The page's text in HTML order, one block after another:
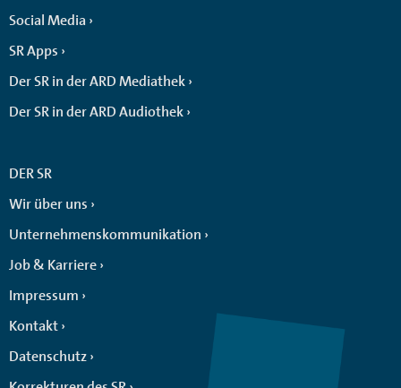
Social Media
SR Apps
Der SR in der ARD Mediathek
Der SR in der ARD Audiothek
DER SR
Wir über uns
Unternehmenskommunikation
Job & Karriere
Impressum
Kontakt
Datenschutz